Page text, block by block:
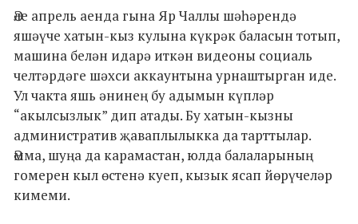
Әле апрель аенда гына Яр Чаллы шәһәрендә
яшәүче хатын-кыз кулына күкрәк баласын тотып,
машина белән идарә иткән видеоны социаль
челтәрдәге шәхси аккаунтына урнаштырган иде.
Ул чакта яшь әнинең бу адымын күпләр
“акылсызлык” дип атады. Бу хатын-кызны
административ җаваплылыкка да тарттылар.
Әмма, шуңа да карамастан, юлда балаларының
гомерен кыл өстенә куеп, кызык ясап йөрүчеләр
кимеми.